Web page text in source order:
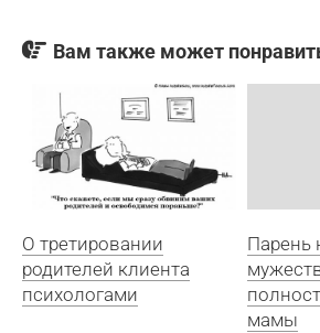
Вам также может
О третировании
родителей клиента
психологами
Парень
мамы